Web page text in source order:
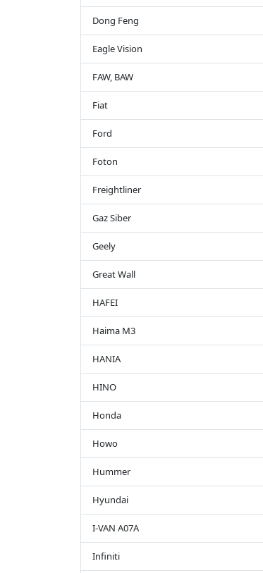
Dong Feng
Eagle Vision
FAW, BAW
Fiat
Ford
Foton
Freightliner
Gaz Siber
Geely
Great Wall
HAFEI
Haima M3
HANIA
HINO
Honda
Howo
Hummer
Hyundai
I-VAN A07A
Infiniti